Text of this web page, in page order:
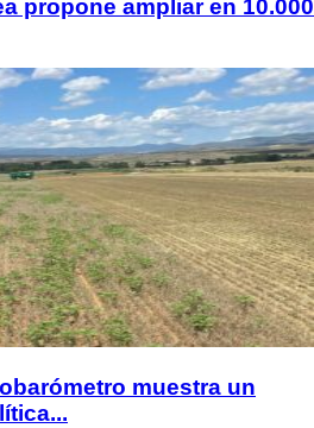
propone ampliar en 10.000
muestra un